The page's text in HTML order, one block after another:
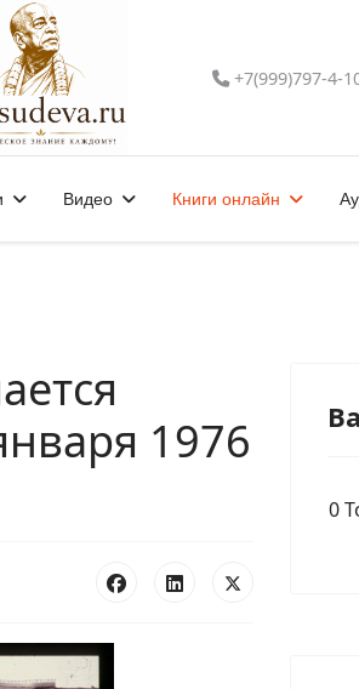
+7(999)797-4-
Видео Книги онлайн
1976
0